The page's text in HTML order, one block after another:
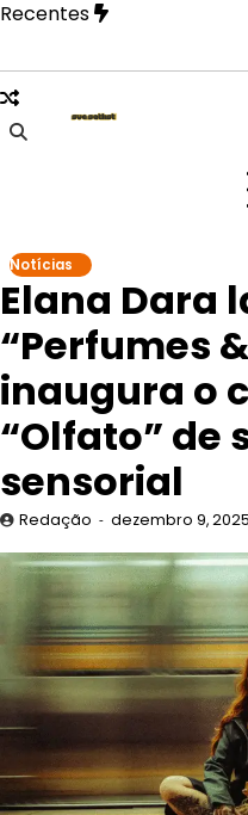
Skip
content
Recentes
Paulo na festa
Notícias
Elana Dara
“Perfumes
inaugura o
“Olfato” de
sensorial
Redação dezembro 9, 2025